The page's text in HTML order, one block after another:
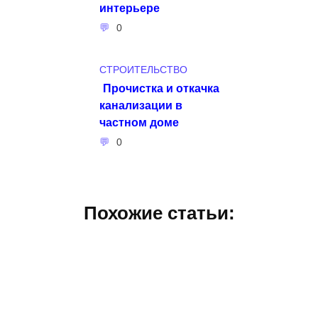
интерьере
0
СТРОИТЕЛЬСТВО
Прочистка и откачка
канализации в
частном доме
0
Похожие статьи: